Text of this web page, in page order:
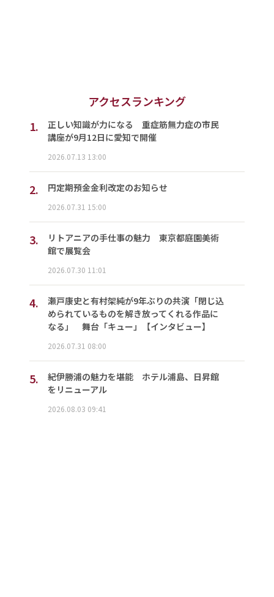
アクセスランキング
1.
正しい知識が力になる 重症筋無力症の市民
講座が9月12日に愛知で開催
2026.07.13 13:00
2. 円定期預金金利改定のお知らせ
2026.07.31 15:00
3.
リトアニアの手仕事の魅力 東京都庭園美術
館で展覧会
2026.07.30 11:01
4.
瀬戸康史と有村架純が9年ぶりの共演「閉じ込
められているものを解き放ってくれる作品に
なる」 舞台「キュー」【インタビュー】
2026.07.31 08:00
5.
紀伊勝浦の魅力を堪能 ホテル浦島、日昇館
をリニューアル
2026.08.03 09:41